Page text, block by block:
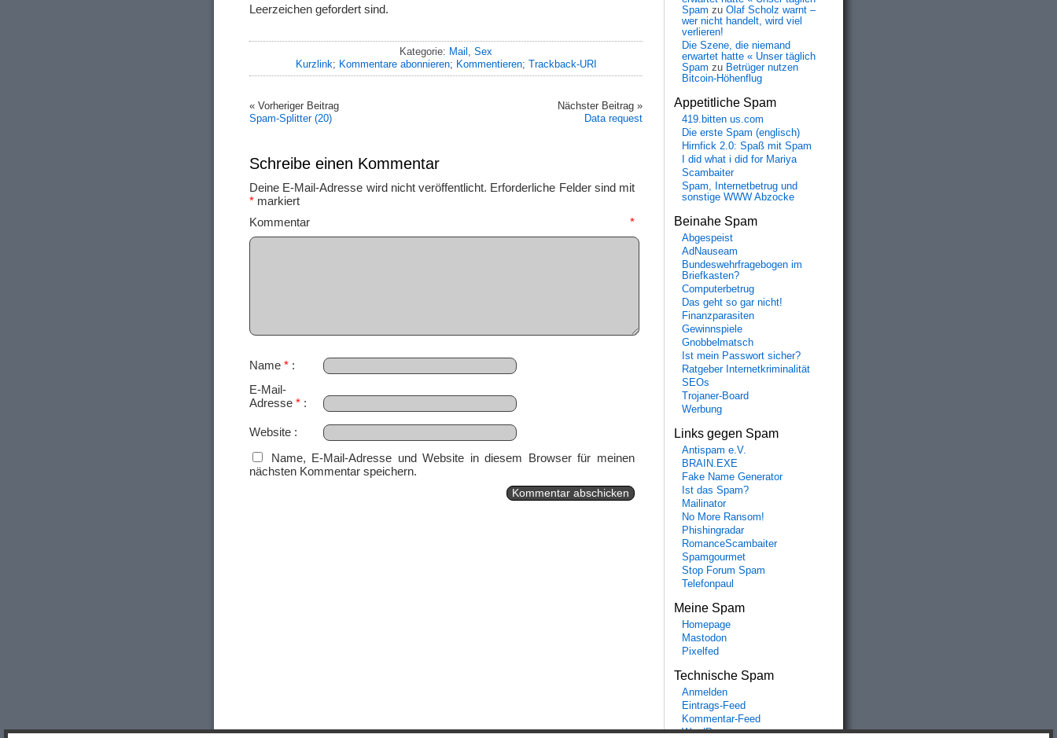
Leerzeichen gefordert sind.
Kategorie: Mail Sex
Kurzlink; Kommentare abonnieren; Kommentieren; Trackback-URI
« Vorheriger Beitrag
Spam-Splitter (20)
Nächster Beitrag »
Data request
Schreibe einen Kommentar
Deine E-Mail-Adresse wird nicht veröffentlicht. Erforderliche Felder sind mit
* markiert
Kommentar *
Name *
E-Mail-
Adresse *
Website
Name, E-Mail-Adresse und Website in diesem Browser für meinen
nächsten Kommentar speichern.
Spam zu Olaf Scholz warnt –
wer nicht handelt, wird viel
verlieren!
Die Szene, die niemand
erwartet hatte « Unser täglich
Spam zu Betrüger nutzen
Bitcoin-Höhenflug
Appetitliche Spam
419.bitten us.com
Die erste Spam (englisch)
Hirnfick 2.0: Spaß mit Spam
I did what i did for Mariya
Scambaiter
Spam, Internetbetrug und
sonstige WWW Abzocke
Beinahe Spam
Abgespeist
AdNauseam
Bundeswehrfragebogen im
Briefkasten?
Computerbetrug
Das geht so gar nicht!
Finanzparasiten
Gewinnspiele
Gnobbelmatsch
Ist mein Passwort sicher?
Ratgeber Internetkriminalität
SEOs
Trojaner-Board
Werbung
Links gegen Spam
Antispam e.V.
BRAIN.EXE
Fake Name Generator
Ist das Spam?
Mailinator
No More Ransom!
Phishingradar
RomanceScambaiter
Spamgourmet
Stop Forum Spam
Telefonpaul
Meine Spam
Homepage
Mastodon
Pixelfed
Technische Spam
Anmelden
Eintrags-Feed
Kommentar-Feed
WordPress.org